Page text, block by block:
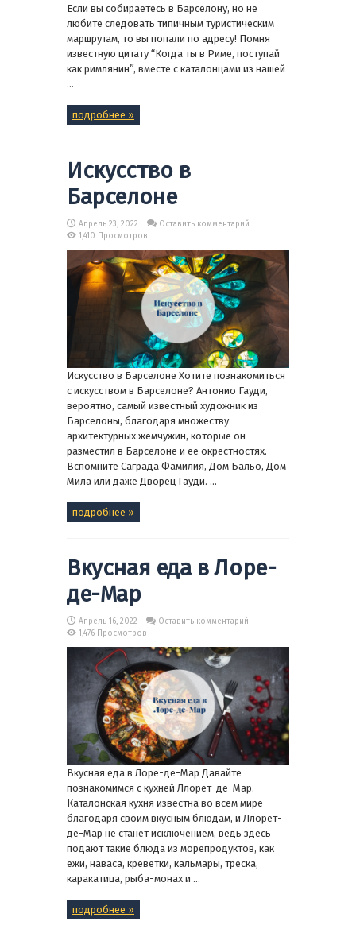
Если вы собираетесь в Барселону, но не
любите следовать типичным туристическим
маршрутам, то вы попали по адресу! Помня
известную цитату “Когда ты в Риме, поступай
как римлянин”, вместе с каталонцами из нашей
...
подробнее »
Искусство в
Барселоне
Апрель 23, 2022
Оставить комментарий
1,410 Просмотров
Искусство в Барселоне Хотите познакомиться
с искусством в Барселоне? Антонио Гауди,
вероятно, самый известный художник из
Барселоны, благодаря множеству
архитектурных жемчужин, которые он
разместил в Барселоне и ее окрестностях.
Вспомните Саграда Фамилия, Дом Бальо, Дом
Мила или даже Дворец Гауди. ...
подробнее »
Вкусная еда в Лоре-
де-Мар
Апрель 16, 2022
Оставить комментарий
1,476 Просмотров
Вкусная еда в Лоре-де-Мар Давайте
познакомимся с кухней Ллорет-де-Мар.
Каталонская кухня известна во всем мире
благодаря своим вкусным блюдам, и Ллорет-
де-Мар не станет исключением, ведь здесь
подают такие блюда из морепродуктов, как
ежи, наваса, креветки, кальмары, треска,
каракатица, рыба-монах и ...
подробнее »